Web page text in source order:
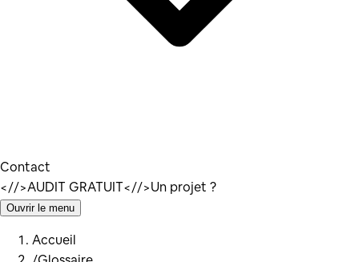
Contact
<//>AUDIT GRATUIT<//>Un projet ?
Ouvrir le menu
Accueil